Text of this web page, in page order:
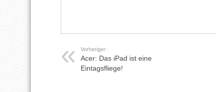
Vorheriger:
Acer: Das iPad ist eine
Eintagsfliege!